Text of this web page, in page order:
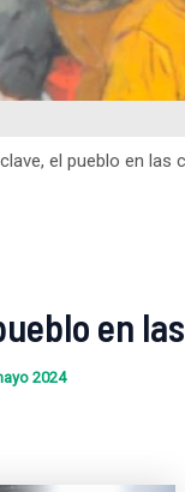
el pueblo en las
en
2024